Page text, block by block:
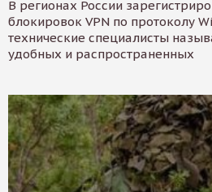
В регионах России
блокировок VPN по протоколу
технические специалисты
удобных и распространенных